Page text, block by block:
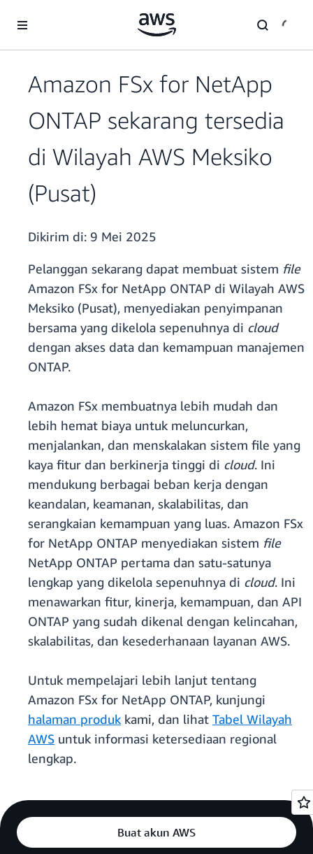
Amazon FSx for NetApp
ONTAP sekarang tersedia
di Wilayah AWS Meksiko
(Pusat)
Dikirim di: 9 Mei 2025
Pelanggan sekarang dapat membuat sistem file
Amazon FSx for NetApp ONTAP di Wilayah AWS
Meksiko (Pusat), menyediakan penyimpanan
bersama yang dikelola sepenuhnya di cloud
dengan akses data dan kemampuan manajemen
ONTAP.
Amazon FSx membuatnya lebih mudah dan
lebih hemat biaya untuk meluncurkan,
menjalankan, dan menskalakan sistem file yang
kaya fitur dan berkinerja tinggi di cloud. Ini
mendukung berbagai beban kerja dengan
keandalan, keamanan, skalabilitas, dan
serangkaian kemampuan yang luas. Amazon FSx
for NetApp ONTAP menyediakan sistem file
NetApp ONTAP pertama dan satu-satunya
lengkap yang dikelola sepenuhnya di cloud. Ini
menawarkan fitur, kinerja, kemampuan, dan API
ONTAP yang sudah dikenal dengan kelincahan,
skalabilitas, dan kesederhanaan layanan AWS.
Untuk mempelajari lebih lanjut tentang
Amazon FSx for NetApp ONTAP, kunjungi
halaman produk kami, dan lihat Tabel Wilayah
AWS untuk informasi ketersediaan regional
lengkap.
Buat akun AWS